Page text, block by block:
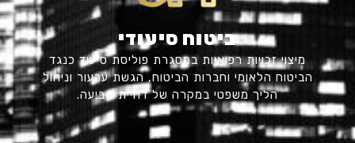
ביטוח סיעודי
מיצוי זכויות רפואיות במסגרת פוליסת סיעוד כנגד
הביטוח הלאומי וחברות הביטוח, הגשת ערעור וניהול
הליך משפטי במקרה של דחיית תביעה.